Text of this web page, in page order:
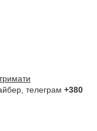
телеграм +380